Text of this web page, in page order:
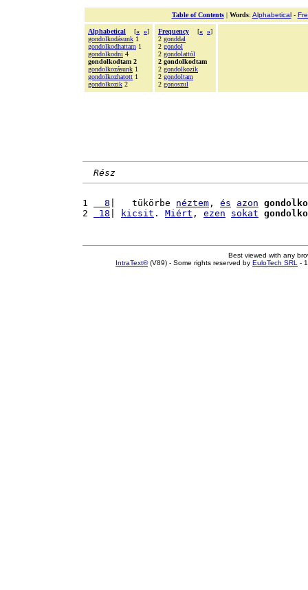
Table of Contents| Words: Alphabetical-
Alphabetical [« »]
gondolkodásunk 1
gondolkodhattam 1
gondolkodni 4
gondolkodtam 2
gondolkozásunk 1
gondolkozhatott 1
gondolkozik 2
Frequency [« »]
2 gonddal
2 gondol
2 gondolattól
2 gondolkodtam
2 gondolkozik
2 gondoltam
2 gonoszul
Rész
1
  8
|   tükörbe néztem , és azon
2
18 kicsit . Miért , ezen sokat
Best viewed with any
IntraText®(V89) - Some rights reserved by EuloTech SRL -